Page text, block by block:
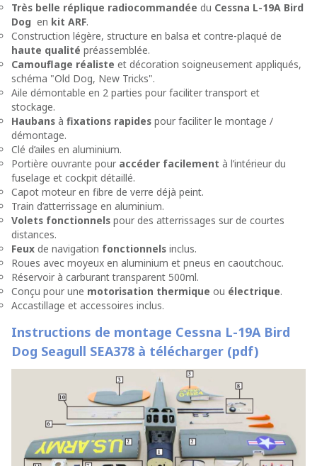
Très belle réplique radiocommandée du Cessna L-19A Bird
Dog en kit ARF.
Construction légère, structure en balsa et contre-plaqué de
haute qualité préassemblée.
Camouflage réaliste et décoration soigneusement appliqués,
schéma "Old Dog, New Tricks".
Aile démontable en 2 parties pour faciliter transport et
stockage.
Haubans à fixations rapides pour faciliter le montage /
démontage.
Clé d’ailes en aluminium.
Portière ouvrante pour accéder facilement à l’intérieur du
fuselage et cockpit détaillé.
Capot moteur en fibre de verre déjà peint.
Train d’atterrissage en aluminium.
Volets fonctionnels pour des atterrissages sur de courtes
distances.
Feux de navigation fonctionnels inclus.
Roues avec moyeux en aluminium et pneus en caoutchouc.
Réservoir à carburant transparent 500ml.
Conçu pour une motorisation thermique ou électrique.
Accastillage et accessoires inclus.
Instructions de montage Cessna L-19A Bird
Dog Seagull SEA378 à télécharger (pdf)